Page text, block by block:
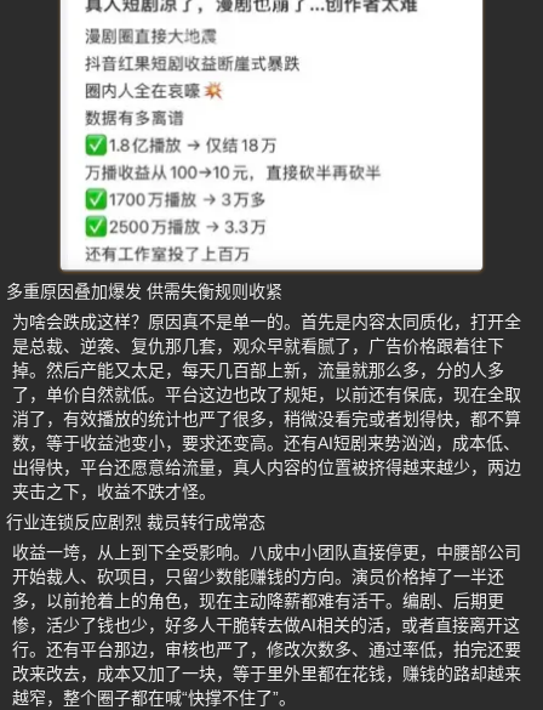
多重原因叠加爆发 供需失衡规则收紧
为啥会跌成这样？原因真不是单一的。首先是内容太同质化，打开全
是总裁、逆袭、复仇那几套，观众早就看腻了，广告价格跟着往下
掉。然后产能又太足，每天几百部上新，流量就那么多，分的人多
了，单价自然就低。平台这边也改了规矩，以前还有保底，现在全取
消了，有效播放的统计也严了很多，稍微没看完或者划得快，都不算
数，等于收益池变小，要求还变高。还有AI短剧来势汹汹，成本低、
出得快，平台还愿意给流量，真人内容的位置被挤得越来越少，两边
夹击之下，收益不跌才怪。
行业连锁反应剧烈 裁员转行成常态
收益一垮，从上到下全受影响。八成中小团队直接停更，中腰部公司
开始裁人、砍项目，只留少数能赚钱的方向。演员价格掉了一半还
多，以前抢着上的角色，现在主动降薪都难有活干。编剧、后期更
惨，活少了钱也少，好多人干脆转去做AI相关的活，或者直接离开这
行。还有平台那边，审核也严了，修改次数多、通过率低，拍完还要
改来改去，成本又加了一块，等于里外里都在花钱，赚钱的路却越来
越窄，整个圈子都在喊“快撑不住了”。